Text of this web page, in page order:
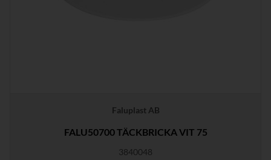
Faluplast AB
FALU50700 TÄCKBRICKA VIT 75
3840048